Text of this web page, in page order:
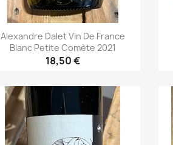
Alexandre Dalet Vin De France
Blanc Petite Comète 2021
18,50 €
Aperçu rapide